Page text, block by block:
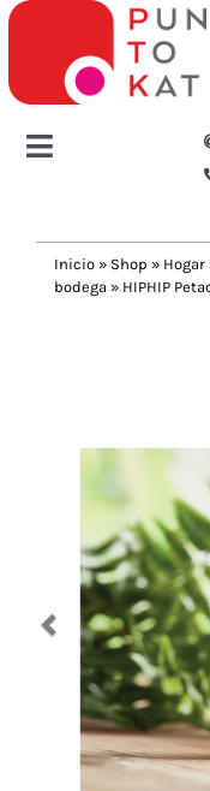
Saltar
contenido
Toggle
Tazas y botellas
Navidad 🎄 Invierno
Tecnología
Más Regalos
Inicio » Shop » Hogar
bodega » HIPHIP